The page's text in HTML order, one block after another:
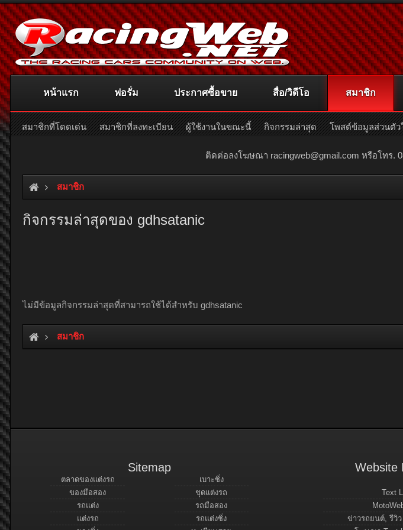
ติดต่อลงโฆษณา racingweb@gmail.com หรือโทร.
สมาชิก
กิจกรรมล่าสุดของ gdhsatanic
ไม่มีข้อมูลกิจกรรมล่าสุดที่สามารถใช้ได้สำหรับ gdhsatanic
สมาชิก
หน้าแรก ฟอรั่ม ประกาศซื้อขาย สื่อ/วิดีโอ สมาชิก
สมาชิกที่โดดเด่น สมาชิกที่ลงทะเบียน ผู้ใช้งานในขณะนี้ กิจกรรมล่าสุด โพสต์ข้อมูลส่วนตัว
Sitemap
ตลาดของแต่งรถ
ของมือสอง
รถแต่ง
แต่งรถ
เบาะซิ่ง
ชุดแต่งรถ
รถมือสอง
รถแต่งซิ่ง
Website
Text
ข่าวรถยนต์, รีวิ